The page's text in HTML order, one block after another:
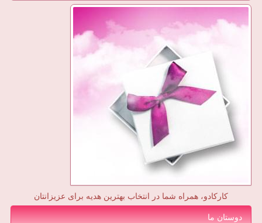
کارکادو، همراه شما در انتخاب بهترین هدیه برای عزیزانتان
دوستان ما